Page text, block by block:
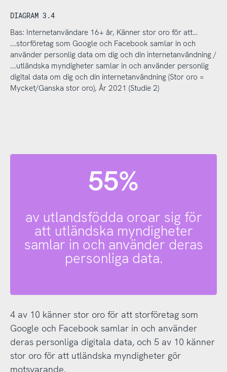
DIAGRAM 3.4
Bas: Internetanvändare 16+ år, Känner stor oro för att…
...storföretag som Google och Facebook samlar in och
använder personlig data om dig och din internetanvändning /
...utländska myndigheter samlar in och använder personlig
digital data om dig och din internetanvändning (Stor oro =
Mycket/Ganska stor oro), År 2021 (Studie 2)
55%
av utlandsfödda oroar sig för
att utländska myndigheter
samlar in och använder deras
personliga data.
4 av 10 känner stor oro för att storföretag som
Google och Facebook samlar in och använder
deras personliga digitala data, och 5 av 10 känner
stor oro för att utländska myndigheter gör
motsvarande.